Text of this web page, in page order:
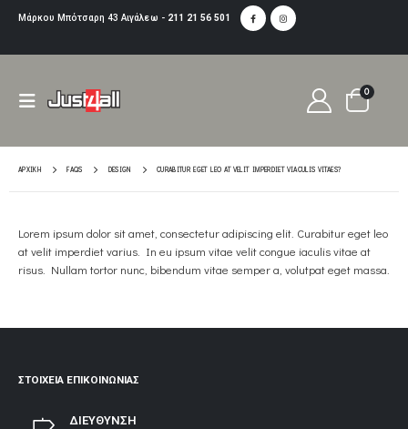
Μάρκου Μπότσαρη 43 Αιγάλεω - 211 21 56 501
0
ΑΡΧΙΚΉ FAQS DESIGN CURABITUR EGET LEO AT VELIT IMPERDIET VIACULIS VITAES?
Lorem ipsum dolor sit amet, consectetur adipiscing elit. Curabitur eget leo
at velit imperdiet varius. In eu ipsum vitae velit congue iaculis vitae at
risus. Nullam tortor nunc, bibendum vitae semper a, volutpat eget massa.
ΣΤΟΙΧΕΊΑ ΕΠΙΚΟΙΝΩΝΊΑΣ
ΔΙΕΥΘΥΝΣΗ